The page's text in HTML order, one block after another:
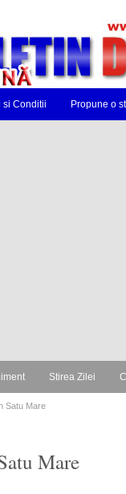
si Conditii Propune o
Stirea Zilei
Satu Mare
Mare